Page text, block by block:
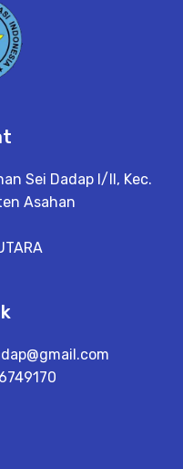
Sei Dadap I/II, Kec.
Asahan